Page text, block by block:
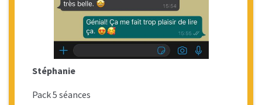
Stéphanie
Pack 5 séances